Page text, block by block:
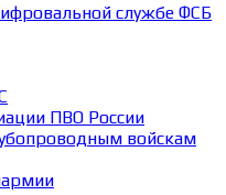
службе ФСБ
ПВО России
войскам